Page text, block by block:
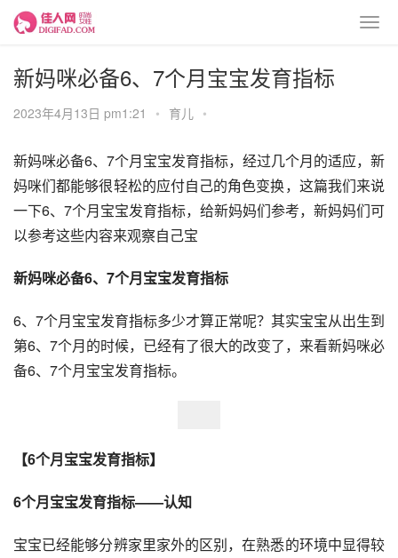
新妈咪必备6、7个月宝宝发育指标
2023年4月13日 pm1:21 • 育儿 •
新妈咪必备6、7个月宝宝发育指标，经过几个月的适应，新
妈咪们都能够很轻松的应付自己的角色变换，这篇我们来说
一下6、7个月宝宝发育指标，给新妈妈们参考，新妈妈们可
以参考这些内容来观察自己宝
新妈咪必备6、7个月宝宝发育指标
6、7个月宝宝发育指标多少才算正常呢？其实宝宝从出生到
第6、7个月的时候，已经有了很大的改变了，来看新妈咪必
备6、7个月宝宝发育指标。
【6个月宝宝发育指标】
6个月宝宝发育指标——认知
宝宝已经能够分辨家里家外的区别，在熟悉的环境中显得较